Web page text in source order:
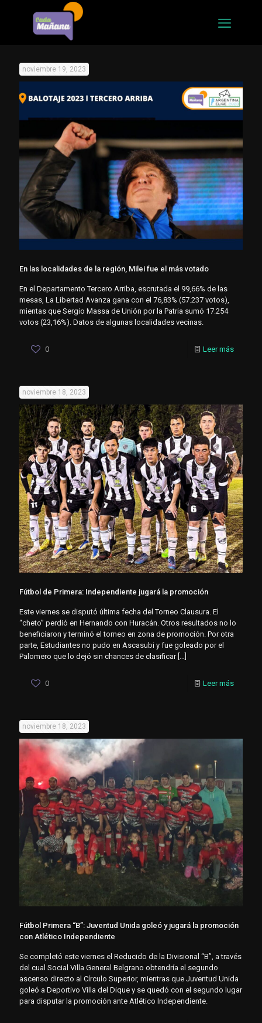
noviembre 19, 2023
En las localidades de la región, Milei fue el más votado
En el Departamento Tercero Arriba, escrutada el 99,66% de las
mesas, La Libertad Avanza gana con el 76,83% (57.237 votos),
mientas que Sergio Massa de Unión por la Patria sumó 17.254
votos (23,16%). Datos de algunas localidades vecinas.
0 Leer más
noviembre 18, 2023
Fútbol de Primera: Independiente jugará la promoción
Este viernes se disputó última fecha del Torneo Clausura. El
“cheto” perdió en Hernando con Huracán. Otros resultados no lo
beneficiaron y terminó el torneo en zona de promoción. Por otra
parte, Estudiantes no pudo en Ascasubi y fue goleado por el
Palomero que lo dejó sin chances de clasificar[…]
0 Leer más
noviembre 18, 2023
Fútbol Primera “B”: Juventud Unida goleó y jugará la promoción
con Atlético Independiente
Se completó este viernes el Reducido de la Divisional “B”, a través
del cual Social Villa General Belgrano obtendría el segundo
ascenso directo al Círculo Superior, mientras que Juventud Unida
goleó a Deportivo Villa del Dique y se quedó con el segundo lugar
para disputar la promoción ante Atlético Independiente.